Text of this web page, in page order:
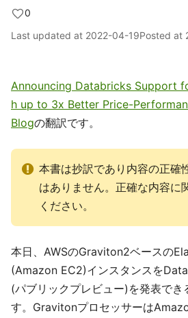
0
Last updated at 2022-04-19Posted at
Announcing Databricks Support
h up to 3x Better Price-
Blogの翻訳です。
本書は抄訳であり内容の正確
はありません。正確な内容に
ください。
本日、AWSのGraviton2ベースの
(Amazon EC2)インスタンスを
(パブリックプレビュー)を発表でき
す。Gravitonプロセッサーは